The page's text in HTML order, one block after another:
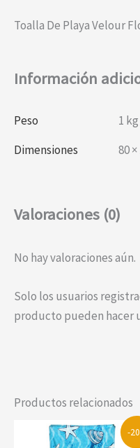
Toalla De Playa Velour
Información
Peso
1 kg
Dimensiones
80
Valoraciones (0)
No hay valoraciones aún.
Solo los usuarios
producto pueden hacer
Productos relacionados
-